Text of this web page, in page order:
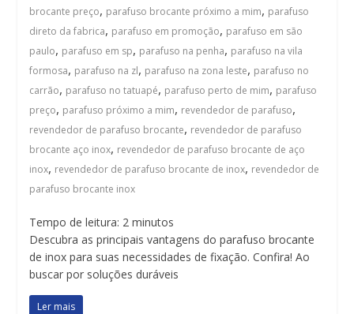
brocante preço, parafuso brocante próximo a mim, parafuso
direto da fabrica, parafuso em promoção, parafuso em são
paulo, parafuso em sp, parafuso na penha, parafuso na vila
formosa, parafuso na zl, parafuso na zona leste, parafuso no
carrão, parafuso no tatuapé, parafuso perto de mim, parafuso
preço, parafuso próximo a mim, revendedor de parafuso,
revendedor de parafuso brocante, revendedor de parafuso
brocante aço inox, revendedor de parafuso brocante de aço
inox, revendedor de parafuso brocante de inox, revendedor de
parafuso brocante inox
Tempo de leitura: 2 minutos
Descubra as principais vantagens do parafuso brocante
de inox para suas necessidades de fixação. Confira! Ao
buscar por soluções duráveis
Ler mais